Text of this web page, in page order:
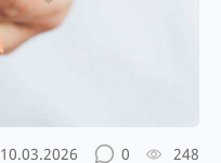
10.03.2026 0 248